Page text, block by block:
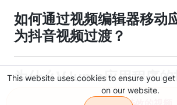
如何通过视频编辑器移动
为抖音视频过渡？
视频，获得高质量的编辑内容，并将其发送
理。编辑包括有机添加视频特效，以保证一个
为什么VJump应用程序的
频特效和过渡质量更好？
This website uses cookies to ensure you
on our website.